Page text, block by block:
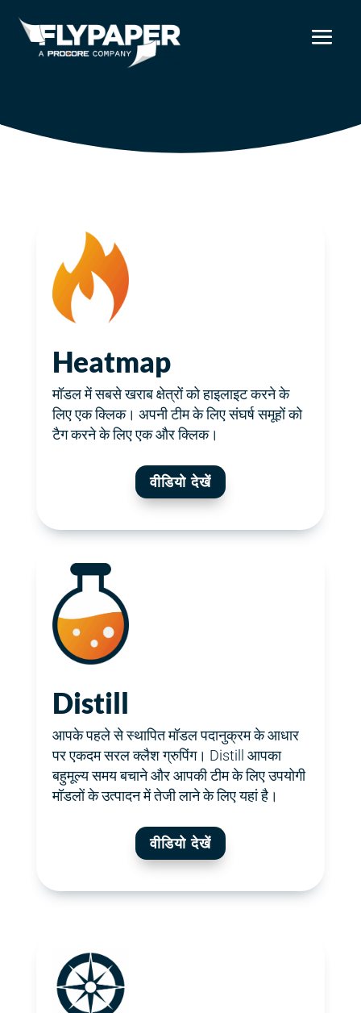
Heatmap
मॉडल में सबसे खराब क्षेत्रों को हाइलाइट करने के
लिए एक क्लिक। अपनी टीम के लिए संघर्ष समूहों को
टैग करने के लिए एक और क्लिक।
वीडियो देखें
Distill
आपके पहले से स्थापित मॉडल पदानुक्रम के आधार
पर एकदम सरल क्लैश ग्रुपिंग। Distill आपका
बहुमूल्य समय बचाने और आपकी टीम के लिए उपयोगी
मॉडलों के उत्पादन में तेजी लाने के लिए यहां है।
वीडियो देखें